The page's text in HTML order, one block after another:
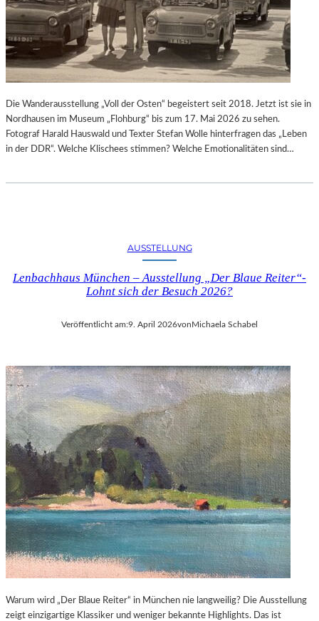
Die Wanderausstellung „Voll der Osten“ begeistert seit 2018. Jetzt ist sie in
Nordhausen im Museum „Flohburg“ bis zum 17. Mai 2026 zu sehen.
Fotograf Harald Hauswald und Texter Stefan Wolle hinterfragen das „Leben
in der DDR“. Welche Klischees stimmen? Welche Emotionalitäten sind…
AUSSTELLUNG
Lenbachhaus München – Ausstellung „Der Blaue Reiter“-
Lohnt sich der Besuch 2026?
Veröffentlicht am:9. April 2026vonMichaela Schabel
Warum wird „Der Blaue Reiter“ in München nie langweilig? Die Ausstellung
zeigt einzigartige Klassiker und weniger bekannte Highlights. Das ist